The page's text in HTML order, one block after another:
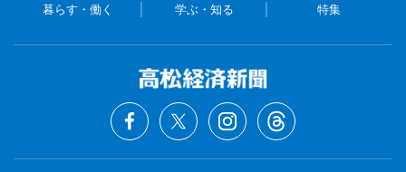
暮らす・働く 学ぶ・知る 特集